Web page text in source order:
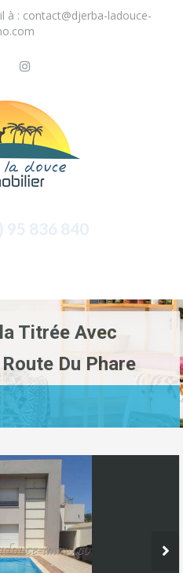
à : contact@djerba-ladouce-
95 836 840
Titrée Avec
Du Phare